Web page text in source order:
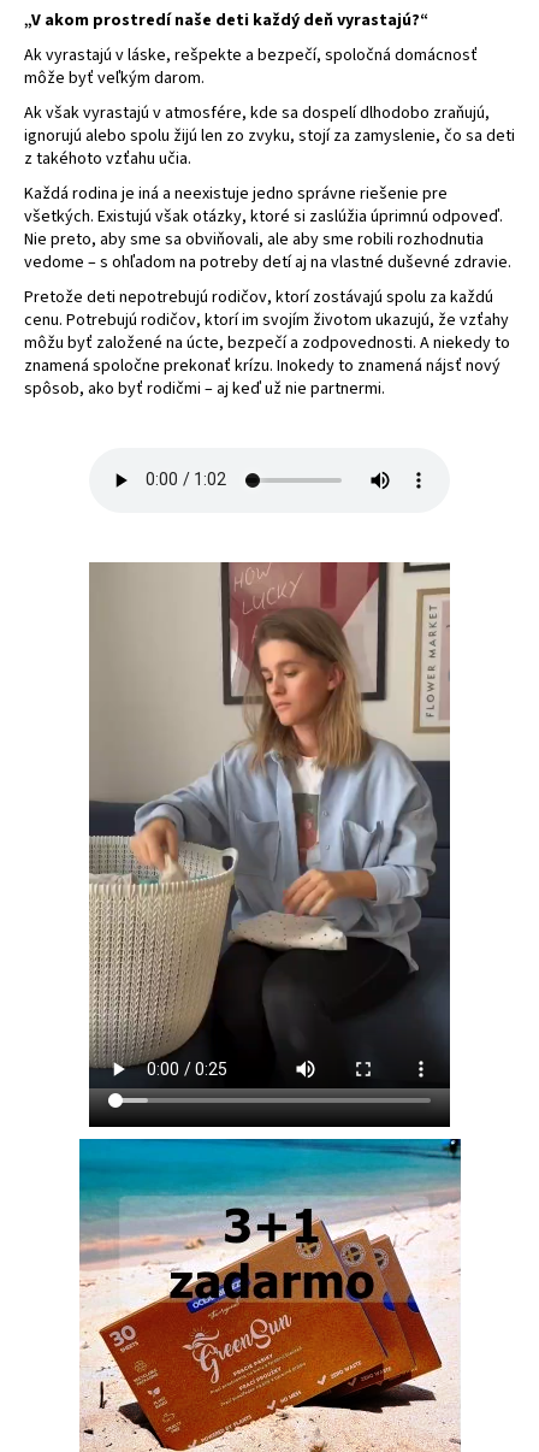
„V akom prostredí naše deti každý deň vyrastajú?“
Ak vyrastajú v láske, rešpekte a bezpečí, spoločná domácnosť
môže byť veľkým darom.
Ak však vyrastajú v atmosfére, kde sa dospelí dlhodobo zraňujú,
ignorujú alebo spolu žijú len zo zvyku, stojí za zamyslenie, čo sa deti
z takéhoto vzťahu učia.
Každá rodina je iná a neexistuje jedno správne riešenie pre
všetkých. Existujú však otázky, ktoré si zaslúžia úprimnú odpoveď.
Nie preto, aby sme sa obviňovali, ale aby sme robili rozhodnutia
vedome – s ohľadom na potreby detí aj na vlastné duševné zdravie.
Pretože deti nepotrebujú rodičov, ktorí zostávajú spolu za každú
cenu. Potrebujú rodičov, ktorí im svojím životom ukazujú, že vzťahy
môžu byť založené na úcte, bezpečí a zodpovednosti. A niekedy to
znamená spoločne prekonať krízu. Inokedy to znamená nájsť nový
spôsob, ako byť rodičmi – aj keď už nie partnermi.